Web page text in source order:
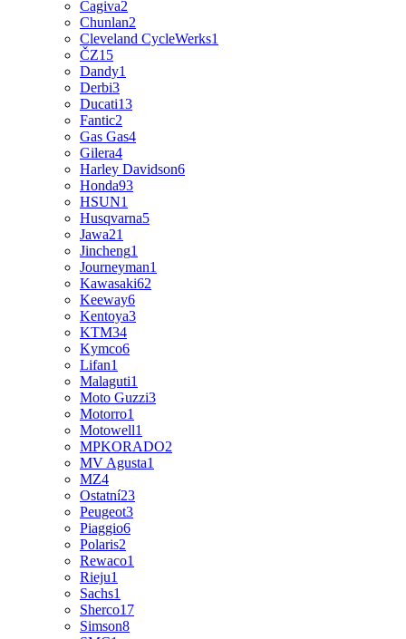
Cagiva2
Chunlan2
Cleveland CycleWerks1
ČZ15
Dandy1
Derbi3
Ducati13
Fantic2
Gas Gas4
Gilera4
Harley Davidson6
Honda93
HSUN1
Husqvarna5
Jawa21
Jincheng1
Journeyman1
Kawasaki62
Keeway6
Kentoya3
KTM34
Kymco6
Lifan1
Malaguti1
Moto Guzzi3
Motorro1
Motowell1
MPKORADO2
MV Agusta1
MZ4
Ostatní23
Peugeot3
Piaggio6
Polaris2
Rewaco1
Rieju1
Sachs1
Sherco17
Simson8